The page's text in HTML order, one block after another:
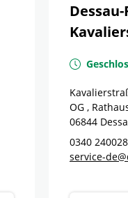
OG ,
06844
0340
service-